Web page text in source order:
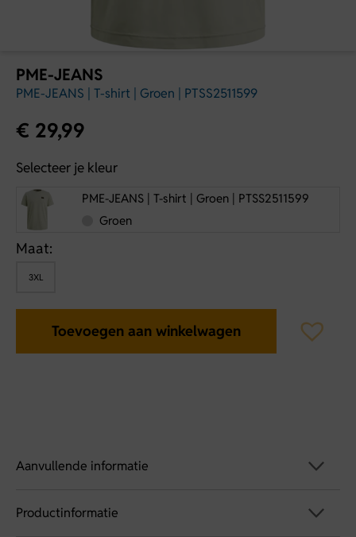
PME-JEANS
PME-JEANS | T-shirt | Groen | PTSS2511599
€ 29,99
Selecteer je kleur
PME-JEANS | T-shirt | Groen | PTSS2511599
Groen
Maat:
3XL
Toevoegen aan winkelwagen
Aanvullende informatie
Artikelnummer
Productinformatie